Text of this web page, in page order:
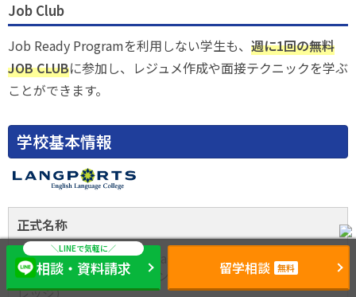
Job Club
Job Ready Programを利用しない学生も、 週に1回の無料
JOB CLUBに参加し、レジュメ作成や面接テクニックを学ぶ
ことができます。
学校基本情報
正式名称
Langports English Language College / ゴールドコース
ト校（ラングポーツ・イングリッシュ・ランゲージ・カ
レッジ）
相談・資料請求 留学相談 無料